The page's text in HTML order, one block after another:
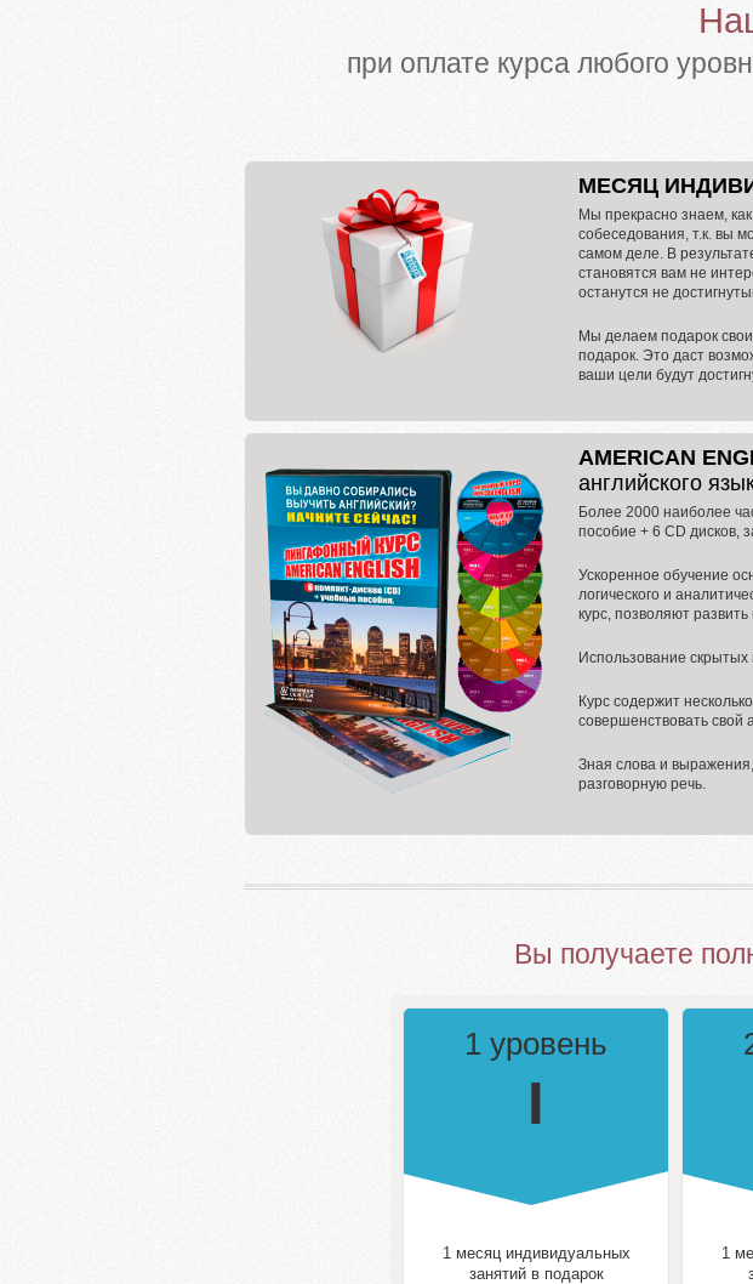
при оплате курса любого
МЕСЯЦ
Мы прекрасно знаем,
собеседования, т.к. вы
самом деле. В
становятся вам не
останутся не
Мы делаем подарок
подарок. Это даст
ваши цели будут
AMERICAN
английского
Более 2000 наиболее
пособие + 6 CD дисков,
Ускоренное обучение
логического и
курс, позволяют
Использование скрытых
Курс содержит
совершенствовать свой
Зная слова и
разговорную речь.
Вы получаете
1 уровень
I
1 месяц индивидуальных
занятий в подарок
1